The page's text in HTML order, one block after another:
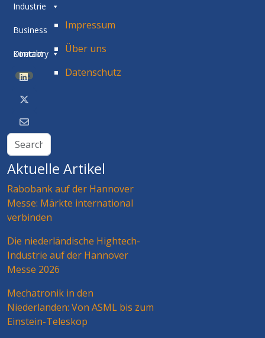
Industrie
Business
Directory
BETA
Kontakt
Impressum
Über uns
Datenschutz
Aktuelle Artikel
Rabobank auf der Hannover
Messe: Märkte international
verbinden
Die niederländische Hightech-
Industrie auf der Hannover
Messe 2026
Mechatronik in den
Niederlanden: Von ASML bis zum
Einstein-Teleskop